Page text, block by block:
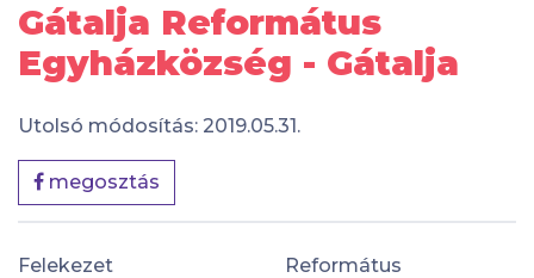
Gátalja Református
Egyházközség - Gátalja
Utolsó módosítás: 2019.05.31.
megosztás
Felekezet Református